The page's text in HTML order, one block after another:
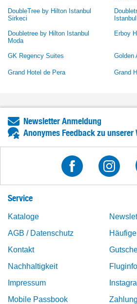
DoubleTree by Hilton Istanbul
Sirkeci
Doubletree by Hilton Istanbul
Moda
Erboy
GK Regency Suites Golden
Grand Hotel de Pera Grand
Newsletter Anmeldung
Anonymes Feedback zu unserer
Service
Kataloge
AGB / Datenschutz
Kontakt
Nachhaltigkeit
Impressum
Mobile Passbook